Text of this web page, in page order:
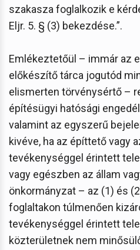
szakasza foglalkozik e
Eljr. 5. § (3) bekezdése.”.
Emlékeztetőül – immár az
előkészítő tárca jogutód
elismerten törvénysértő –
építésügyi hatósági
valamint az egyszerű
kivéve, ha az építtető vagy
tevékenységgel érintett
vagy egészben az állam
önkormányzat – az (1) és
foglaltakon túlmenően
tevékenységgel érintett
közterületnek nem